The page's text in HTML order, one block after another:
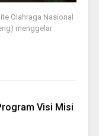
Olahraga Nasional
menggelar
Visi Misi